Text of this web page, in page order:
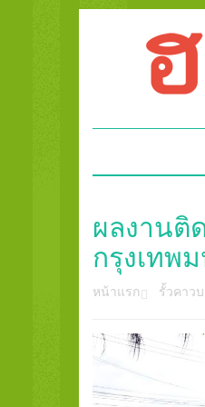
ผลงานติ
กรุงเทพ
หน้าแรก รั้วคาว